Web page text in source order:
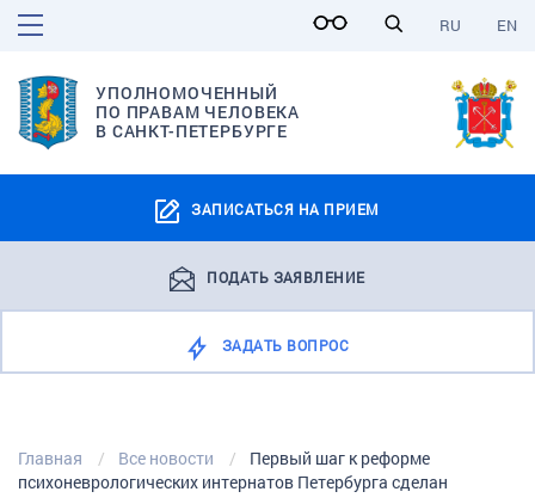
EN
RU
УПОЛНОМОЧЕННЫЙ
ПО ПРАВАМ ЧЕЛОВЕКА
В САНКТ-ПЕТЕРБУРГЕ
ЗАПИСАТЬСЯ НА ПРИЕМ
ПОДАТЬ ЗАЯВЛЕНИЕ
ЗАДАТЬ ВОПРОС
Главная Все новости
Первый шаг к реформе
психоневрологических интернатов Петербурга сделан